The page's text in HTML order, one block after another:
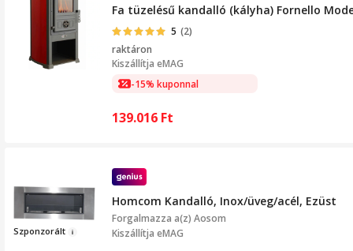
Fa tüzelésű kandalló (kályha) Fornello
5 (2)
raktáron
Kiszállítja eMAG
-15% kuponnal
139.016 Ft
Szponzorált
Homcom Kandalló, Inox/üveg/acél, Ezüst
Forgalmazza a(z) Aosom
Kiszállítja eMAG